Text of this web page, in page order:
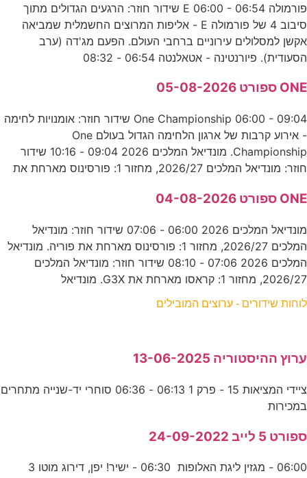
פורמולה E 06:00 - 06:54 שידור חוזר: הרגעים הגדולים מתוך
סיבוב 4 של פורמולה E - אליפות המרוצים החשמלית שמביאה
אקשן למסלולים עירוניים ברחבי העולם. הפעם מג'דה (ערב
הסעודית). פיורנטינה - אטאלנטה 06:54 - 08:32
ONE ספורט 05-08-2026
One Championship 06:00 - 09:04 שידור חוזר: אומנויות לחימה
- אירוע קרבות של ארגון הלחימה הגדול בעולם One
Championship. מונדיאל המלכים 2026 09:04 - 10:16 שידור
חוזר: מונדיאל המלכים 2026/27, מחזור 1: פורסינוס מארחת את
ONE ספורט 04-08-2026
מונדיאל המלכים 2026 06:00 - 07:06 שידור חוזר: מונדיאל
המלכים 2026/27, מחזור 1: פורסינוס מארחת את פוריה. מונדיאל
המלכים 2026 07:06 - 08:10 שידור חוזר: מונדיאל המלכים
2026/27, מחזור 1: קראסו מארחת את G3X. מונדיאל
לוחות שידורים - ערוצים המובילים
ערוץ ההיסטוריה 13-06-2025
ציידי המציאות 15 - פרק 1 06:13 - 06:36 סוחרי יד-שנייה מתחרים
במכירות
ספורט 5 לייב 24-09-2022